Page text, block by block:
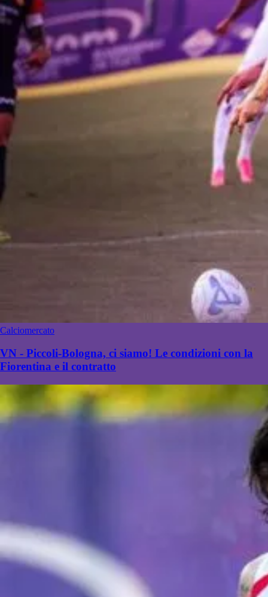
Calciomercato
VN - Piccoli-Bologna, ci siamo! Le condizioni con la
Fiorentina e il contratto